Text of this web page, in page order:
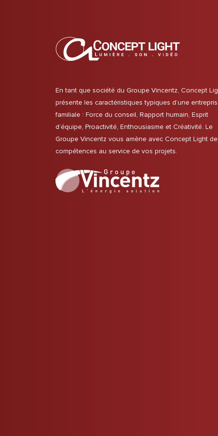
En tant que société du Groupe Vincentz, Concept
présente les caractéristiques typiques d’une
familiale : Force du conseil, Rapport humain, Esprit
d’équipe, Proactivité, Enthousiasme et Créativité. Le
Groupe Vincentz vous amène avec Concept Light
compétences au service de vos projets.